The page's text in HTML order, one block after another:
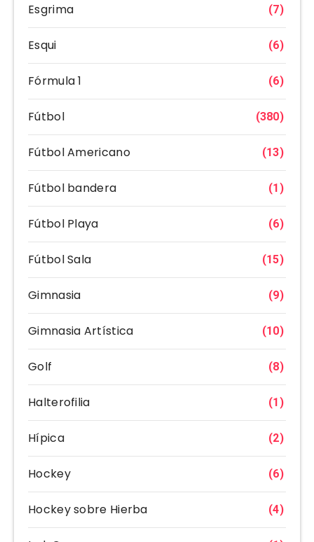
Esgrima (7)
Esqui (6)
Fórmula 1 (6)
Fútbol (380)
Fútbol Americano (13)
Fútbol bandera (1)
Fútbol Playa (6)
Fútbol Sala (15)
Gimnasia (9)
Gimnasia Artística (10)
Golf (8)
Halterofilia (1)
Hípica (2)
Hockey (6)
Hockey sobre Hierba (4)